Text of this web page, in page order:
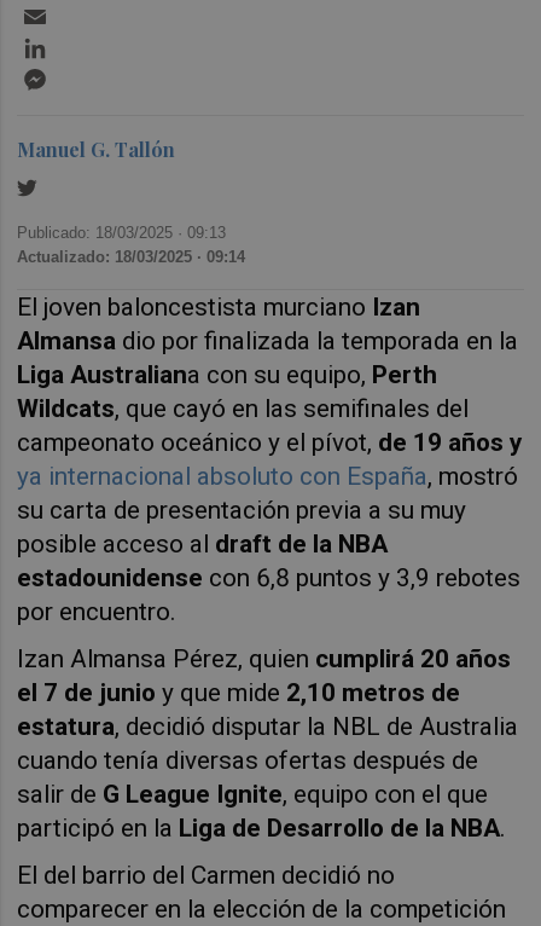
Manuel G. Tallón
Publicado: 18/03/2025 ·09:13
Actualizado: 18/03/2025 · 09:14
El joven baloncestista murciano Izan
Almansa dio por finalizada la temporada en la
Liga Australiana con su equipo, Perth
Wildcats, que cayó en las semifinales del
campeonato oceánico y el pívot, de 19 años y
ya internacional absoluto con España, mostró
su carta de presentación previa a su muy
posible acceso al draft de la NBA
estadounidense con 6,8 puntos y 3,9 rebotes
por encuentro.
Izan Almansa Pérez, quien cumplirá 20 años
el 7 de junio y que mide 2,10 metros de
estatura, decidió disputar la NBL de Australia
cuando tenía diversas ofertas después de
salir de G League Ignite, equipo con el que
participó en la Liga de Desarrollo de la NBA.
El del barrio del Carmen decidió no
comparecer en la elección de la competición